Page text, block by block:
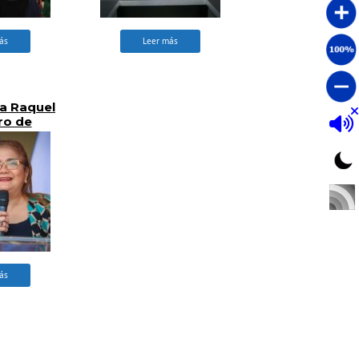
Leer más
Raquel
de
del
de la